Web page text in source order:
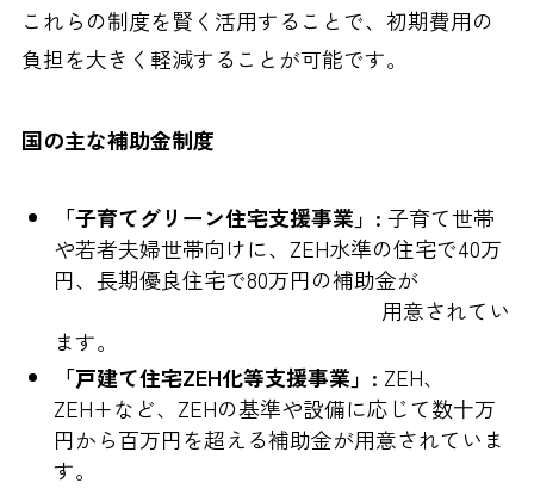
これらの制度を賢く活用することで、初期費用の
負担を大きく軽減することが可能です。
国の主な補助金制度
「子育てグリーン住宅支援事業」: 子育て世帯
や若者夫婦世帯向けに、ZEH水準の住宅で40万
円、長期優良住宅で80万円の補助金が
用意されてい
ます。
「戸建て住宅ZEH化等支援事業」: ZEH、
ZEH+など、ZEHの基準や設備に応じて数十万
円から百万円を超える補助金が用意されていま
す。